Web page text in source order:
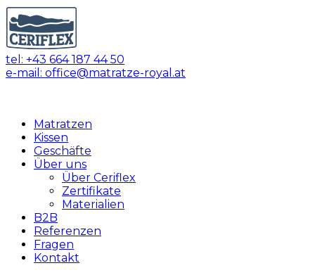
Skip
to
content
tel: +43 664 187 44 50
e-mail: office@matratze-royal.at
Matratzen
Kissen
Geschäfte
Über uns
Über Ceriflex
Zertifikate
Materialien
B2B
Referenzen
Fragen
Kontakt